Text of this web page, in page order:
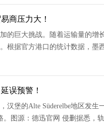
商压力大！
的巨大挑战。随着运输量的增
根据官方港口的统计数据，墨
至9月期间的集装箱吞吐量更
误预警！
汉堡的Alte Süderelbe地区发
。图源：德迅官网 侵删据悉，